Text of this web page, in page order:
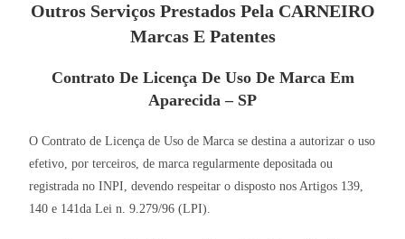
Outros Serviços Prestados Pela CARNEIRO
Marcas E Patentes
Contrato De Licença De Uso De Marca Em
Aparecida – SP
O Contrato de Licença de Uso de Marca se destina a autorizar o uso
efetivo, por terceiros, de marca regularmente depositada ou
registrada no INPI, devendo respeitar o disposto nos Artigos 139,
140 e 141da Lei n. 9.279/96 (LPI).